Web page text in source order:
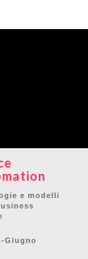
e modelli
Giugno